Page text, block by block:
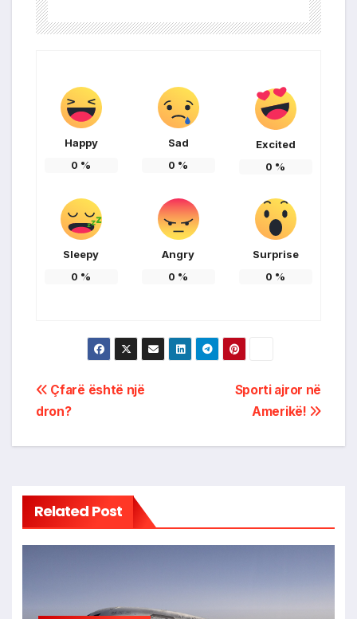
Happy
0 %
Sad
0 %
Excited
0 %
Sleepy
0 %
Angry
0 %
Surprise
0 %
Post
navigation
Sporti ajror në
Amerikë!
Çfarë është një
dron?
Related Post